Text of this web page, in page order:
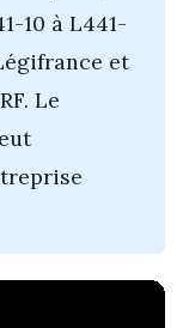
10 à L441-
et
Le